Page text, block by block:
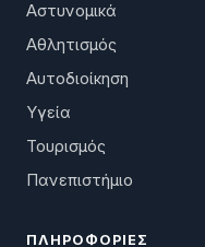
Αστυνομικά
Αθλητισμός
Αυτοδιοίκηση
Υγεία
Τουρισμός
Πανεπιστήμιο
ΠΛΗΡΟΦΟΡΊΕΣ